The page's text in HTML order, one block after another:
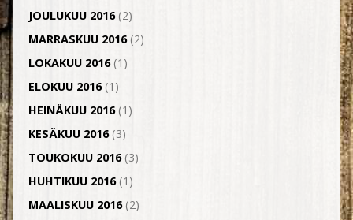
JOULUKUU 2016(2)
MARRASKUU 2016(2)
LOKAKUU 2016(1)
ELOKUU 2016(1)
HEINÄKUU 2016(1)
KESÄKUU 2016(3)
TOUKOKUU 2016(3)
HUHTIKUU 2016(1)
MAALISKUU 2016(2)